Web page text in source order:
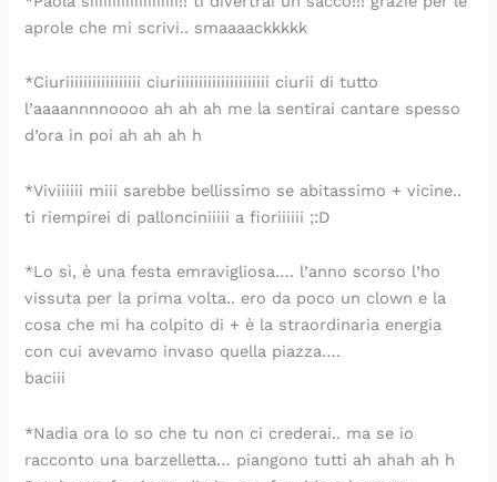
aprole che mi scrivi.. smaaaackkkkk
*Ciuriiiiiiiiiiiiiiiii ciuriiiiiiiiiiiiiiiiiiiii ciurii di tutto
l’aaaannnnoooo ah ah ah me la sentirai cantare spesso
d’ora in poi ah ah ah h
*Viviiiiii miii sarebbe bellissimo se abitassimo + vicine..
ti riempirei di pallonciniiiii a fioriiiiii ;:D
*Lo sì, è una festa emravigliosa…. l’anno scorso l’ho
vissuta per la prima volta.. ero da poco un clown e la
cosa che mi ha colpito di + è la straordinaria energia
con cui avevamo invaso quella piazza….
baciii
*Nadia ora lo so che tu non ci crederai.. ma se io
racconto una barzelletta… piangono tutti ah ahah ah h